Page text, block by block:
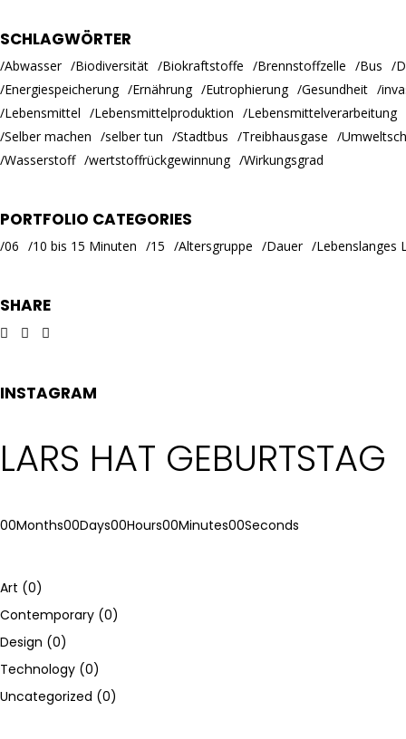
SCHLAGWÖRTER
Abwasser Biodiversität Biokraftstoffe Brennstoffzelle Bus
Energiespeicherung
Ernährung Eutrophierung Gesundheit
Lebensmittel
Lebensmittelproduktion
Lebensmittelverarbeitung
Selber machen
selber tun Stadtbus Treibhausgase
Wasserstoff
wertstoffrückgewinnung Wirkungsgrad
PORTFOLIO CATEGORIES
06 10 bis 15 Minuten 15 Altersgruppe Dauer Lebenslanges
SHARE
INSTAGRAM
LARS HAT GEBURTSTAG
00Months00Days00Hours00Minutes00Seconds
Art (0)
Contemporary (0)
Design (0)
Technology (0)
Uncategorized (0)